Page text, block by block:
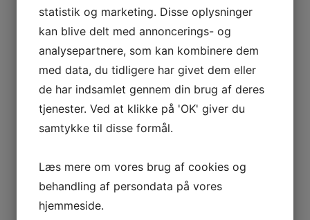
5. Klik på den røde “+ TILFØJ
EKSKLUDERING AF
HENVISNINGSWEBADRESSE”
GenieWords Analytics liste
henvisningsadresser
statistik og marketing. Disse oplysninger
kan blive delt med annoncerings- og
analysepartnere, som kan kombinere dem
med data, du tidligere har givet dem eller
de har indsamlet gennem din brug af deres
tjenester. Ved at klikke på 'OK' giver du
samtykke til disse formål.
Læs mere om vores brug af cookies og
behandling af persondata på vores
hjemmeside.